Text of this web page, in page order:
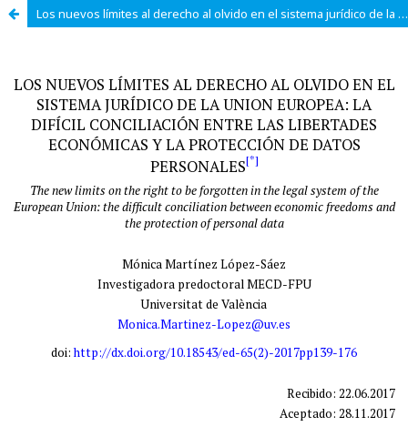
Los nuevos límites al derecho al olvido en el sistema jurídico de la Unión Europea: la difícil conciliación entre las libertades económicas y la protección de datos personales